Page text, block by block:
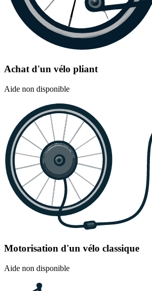
Achat d'un vélo pliant
Aide non disponible
Motorisation d'un vélo classique
Aide non disponible